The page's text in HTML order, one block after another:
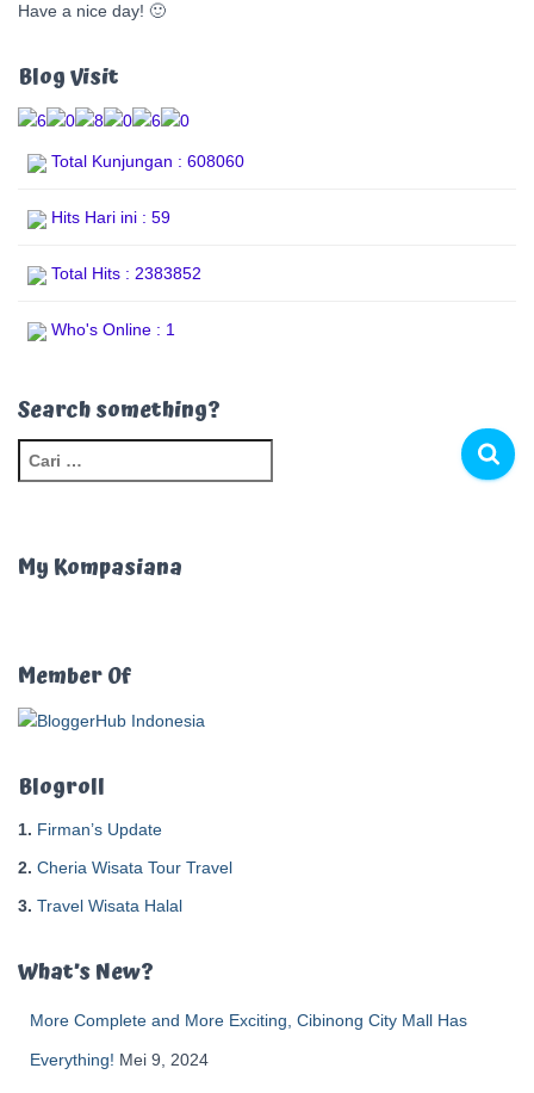
Have a nice day! 🙂
Blog Visit
Total Kunjungan : 608060
Hits Hari ini : 59
Total Hits : 2383852
Who's Online : 1
Search something?
a
u
k
:
My Kompasiana
Member Of
Blogroll
1. Firman’s Update
2. Cheria Wisata Tour Travel
3. Travel Wisata Halal
What’s New?
More Complete and More Exciting, Cibinong City Mall Has
Everything! Mei 9, 2024